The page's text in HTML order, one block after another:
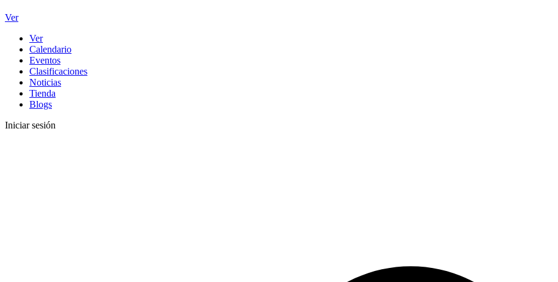
Ver
Ver
Calendario
Eventos
Clasificaciones
Noticias
Tienda
Blogs
Iniciar sesión